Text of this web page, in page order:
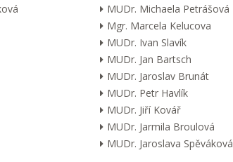
MUDr. Michaela Petrášová
Mgr. Marcela Kelucova
MUDr. Ivan Slavík
MUDr. Jan Bartsch
MUDr. Jaroslav Brunát
MUDr. Petr Havlík
MUDr. Jiří Kovář
MUDr. Jarmila Broulová
MUDr. Jaroslava Spěváková